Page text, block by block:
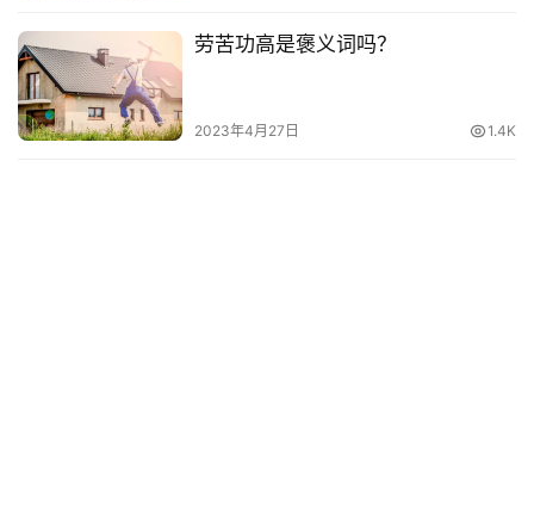
劳苦功高是褒义词吗？
2023年4月27日 1.4K